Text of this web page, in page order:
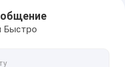
Быстро